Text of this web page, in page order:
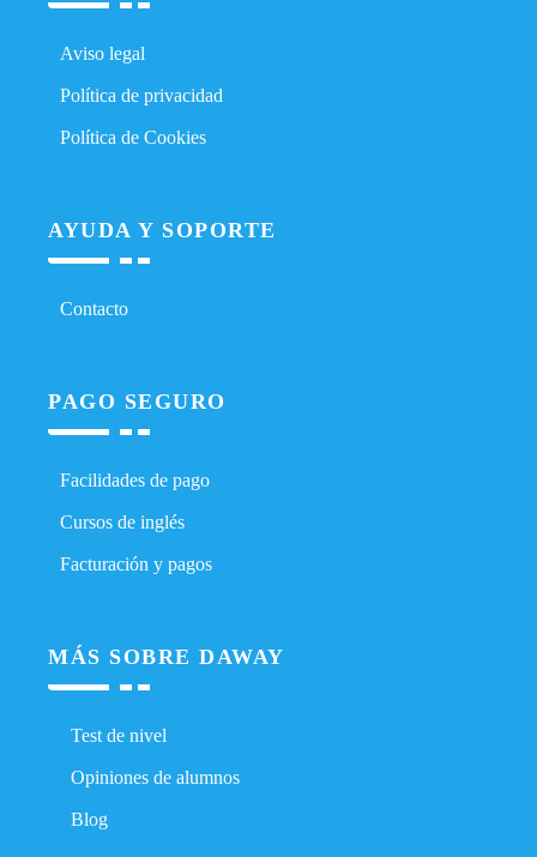
Aviso legal
Política de privacidad
Política de Cookies
AYUDA Y SOPORTE
Contacto
PAGO SEGURO
Facilidades de pago
Cursos de inglés
Facturación y pagos
MÁS SOBRE DAWAY
Test de nivel
Opiniones de alumnos
Blog